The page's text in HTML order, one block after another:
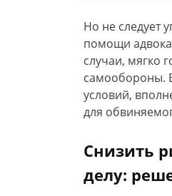
Но не следует
помощи
случаи, мягко
самообороны.
условий,
для
Снизить
делу: